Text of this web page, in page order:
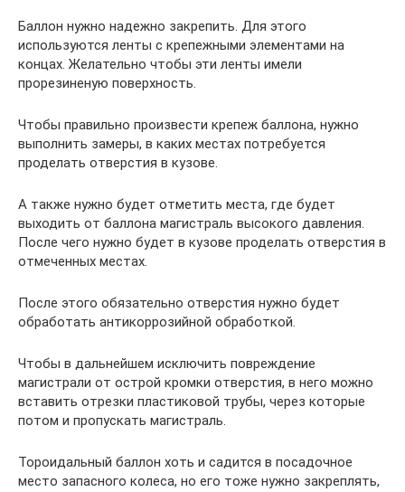
Баллон нужно надежно закрепить. Для этого
используются ленты с крепежными элементами на
концах. Желательно чтобы эти ленты имели
прорезиненую поверхность.
Чтобы правильно произвести крепеж баллона, нужно
выполнить замеры, в каких местах потребуется
проделать отверстия в кузове.
А также нужно будет отметить места, где будет
выходить от баллона магистраль высокого давления.
После чего нужно будет в кузове проделать отверстия в
отмеченных местах.
После этого обязательно отверстия нужно будет
обработать антикоррозийной обработкой.
Чтобы в дальнейшем исключить повреждение
магистрали от острой кромки отверстия, в него можно
вставить отрезки пластиковой трубы, через которые
потом и пропускать магистраль.
Тороидальный баллон хоть и садится в посадочное
место запасного колеса, но его тоже нужно закреплять,